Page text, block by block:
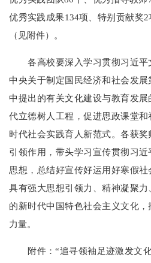
优秀实践成果134项、特别贡献奖
（见附件）。
各高校要深入学习贯彻习近平
中央关于制定国民经济和社会发展
中提出的有关文化建设与教育发
代立德树人工程，促进思政课堂
时代社会实践育人新范式。各获
引领作用，带头学习宣传贯彻习
思想，总结好宣传好运用好寒假
具有强大思想引领力、精神凝聚
的新时代中国特色社会主义文化
力量。
附件：“追寻领袖足迹激发文化